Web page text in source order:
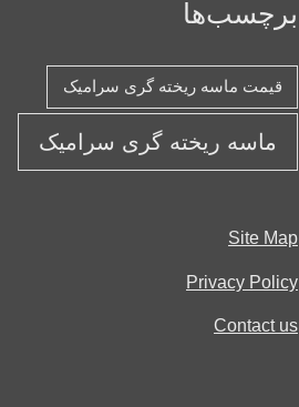
ماسه ریخته گری سرامیک
ماسه ریخته گری سرامیک
Site
Privacy
Contact